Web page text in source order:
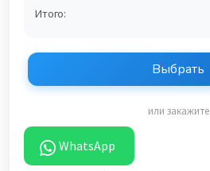
Итого:
Выбрать
или закажите
WhatsApp